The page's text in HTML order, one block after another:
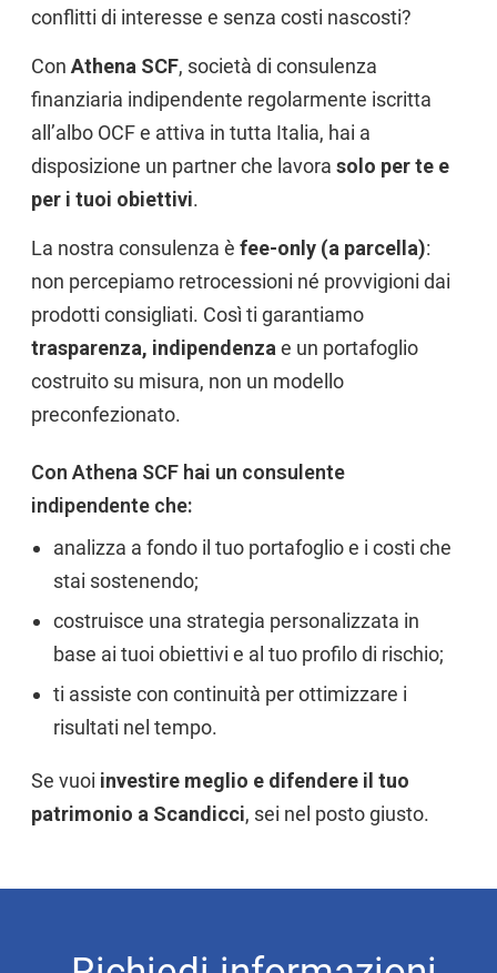
conflitti di interesse e senza costi nascosti?
Con Athena SCF, società di consulenza
finanziaria indipendente regolarmente iscritta
all’albo OCF e attiva in tutta Italia, hai a
disposizione un partner che lavora solo per te e
per i tuoi obiettivi.
La nostra consulenza è fee-only (a parcella):
non percepiamo retrocessioni né provvigioni dai
prodotti consigliati. Così ti garantiamo
trasparenza, indipendenza e un portafoglio
costruito su misura, non un modello
preconfezionato.
Con Athena SCF hai un consulente
indipendente che:
analizza a fondo il tuo portafoglio e i costi che
stai sostenendo;
costruisce una strategia personalizzata in
base ai tuoi obiettivi e al tuo profilo di rischio;
ti assiste con continuità per ottimizzare i
risultati nel tempo.
Se vuoi investire meglio e difendere il tuo
patrimonio a Scandicci, sei nel posto giusto.